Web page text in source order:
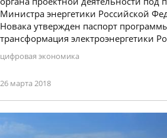
Министра энергетики Российской
Новака утвержден паспорт
трансформация электроэнергетики
цифровая экономика
26 марта 2018